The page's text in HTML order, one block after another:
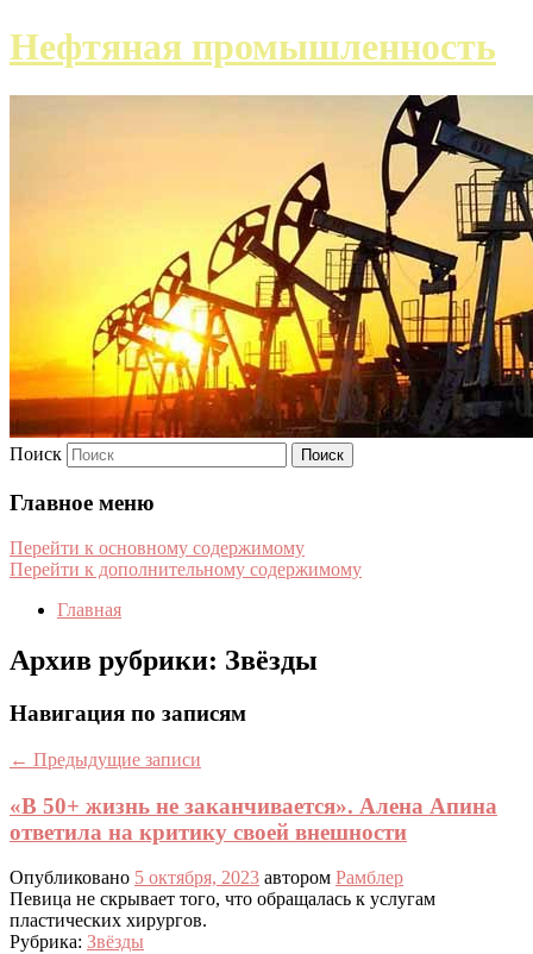
Нефтяная промышленность
Поиск
Главное меню
Перейти к основному содержимому
Перейти к дополнительному содержимому
Главная
Архив рубрики: Звёзды
Навигация по записям
← Предыдущие записи
«В 50+ жизнь не заканчивается». Алена Апина
ответила на критику своей внешности
Опубликовано 5 октября, 2023 автором Рамблер
Певица не скрывает того, что обращалась к услугам
пластических хирургов.
Рубрика: Звёзды